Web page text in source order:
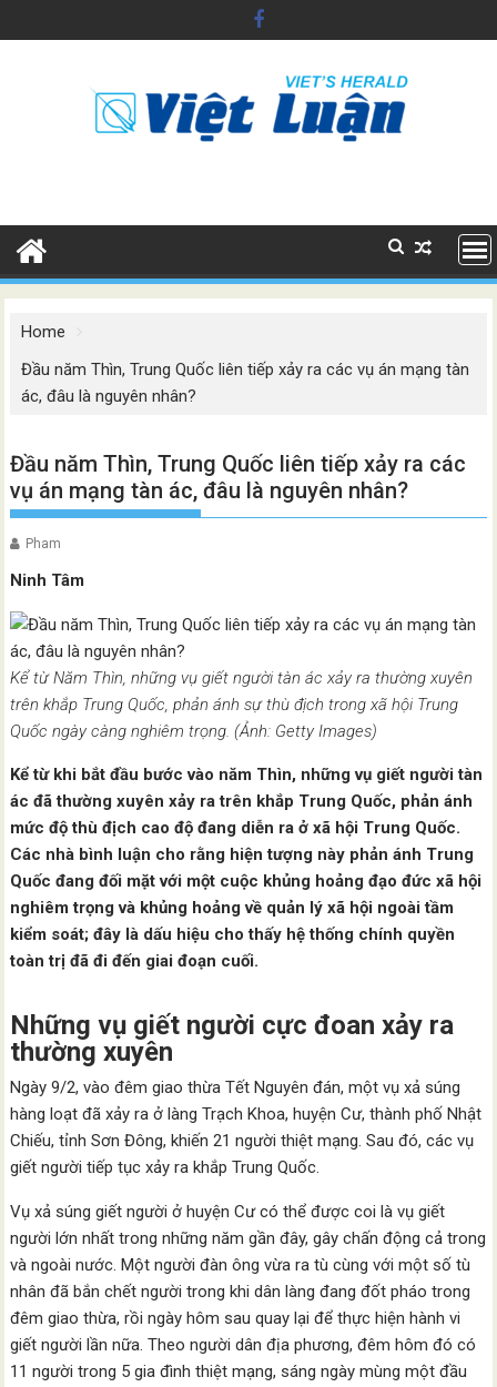
to
Home
Đầu năm Thìn, Trung Quốc liên tiếp xảy ra các vụ án mạng tàn
ác, đâu là nguyên nhân?
Đầu năm Thìn, Trung Quốc liên tiếp xảy ra các
vụ án mạng tàn ác, đâu là nguyên nhân?
Pham
Ninh Tâm
Kể từ Năm Thìn, những vụ giết người tàn ác xảy ra thường xuyên
trên khắp Trung Quốc, phản ánh sự thù địch trong xã hội Trung
Quốc ngày càng nghiêm trọng. (Ảnh: Getty Images)
Kể từ khi bắt đầu bước vào năm Thìn, những vụ giết người tàn
ác đã thường xuyên xảy ra trên khắp Trung Quốc, phản ánh
mức độ thù địch cao độ đang diễn ra ở xã hội Trung Quốc.
Các nhà bình luận cho rằng hiện tượng này phản ánh Trung
Quốc đang đối mặt với một cuộc khủng hoảng đạo đức xã hội
nghiêm trọng và khủng hoảng về quản lý xã hội ngoài tầm
kiểm soát; đây là dấu hiệu cho thấy hệ thống chính quyền
toàn trị đã đi đến giai đoạn cuối.
Những vụ giết người cực đoan xảy ra
thường xuyên
Ngày 9/2, vào đêm giao thừa Tết Nguyên đán, một vụ xả súng
hàng loạt đã xảy ra ở làng Trạch Khoa, huyện Cư, thành phố Nhật
Chiếu, tỉnh Sơn Đông, khiến 21 người thiệt mạng. Sau đó, các vụ
giết người tiếp tục xảy ra khắp Trung Quốc.
Vụ xả súng giết người ở huyện Cư có thể được coi là vụ giết
người lớn nhất trong những năm gần đây, gây chấn động cả trong
và ngoài nước. Một người đàn ông vừa ra tù cùng với một số tù
nhân đã bắn chết người trong khi dân làng đang đốt pháo trong
đêm giao thừa, rồi ngày hôm sau quay lại để thực hiện hành vi
giết người lần nữa. Theo người dân địa phương, đêm hôm đó có
11 người trong 5 gia đình thiệt mạng, sáng ngày mùng một đầu